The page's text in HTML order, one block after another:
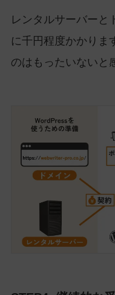
レンタルサーバーと
に千円程度かかりま
のはもったいないと